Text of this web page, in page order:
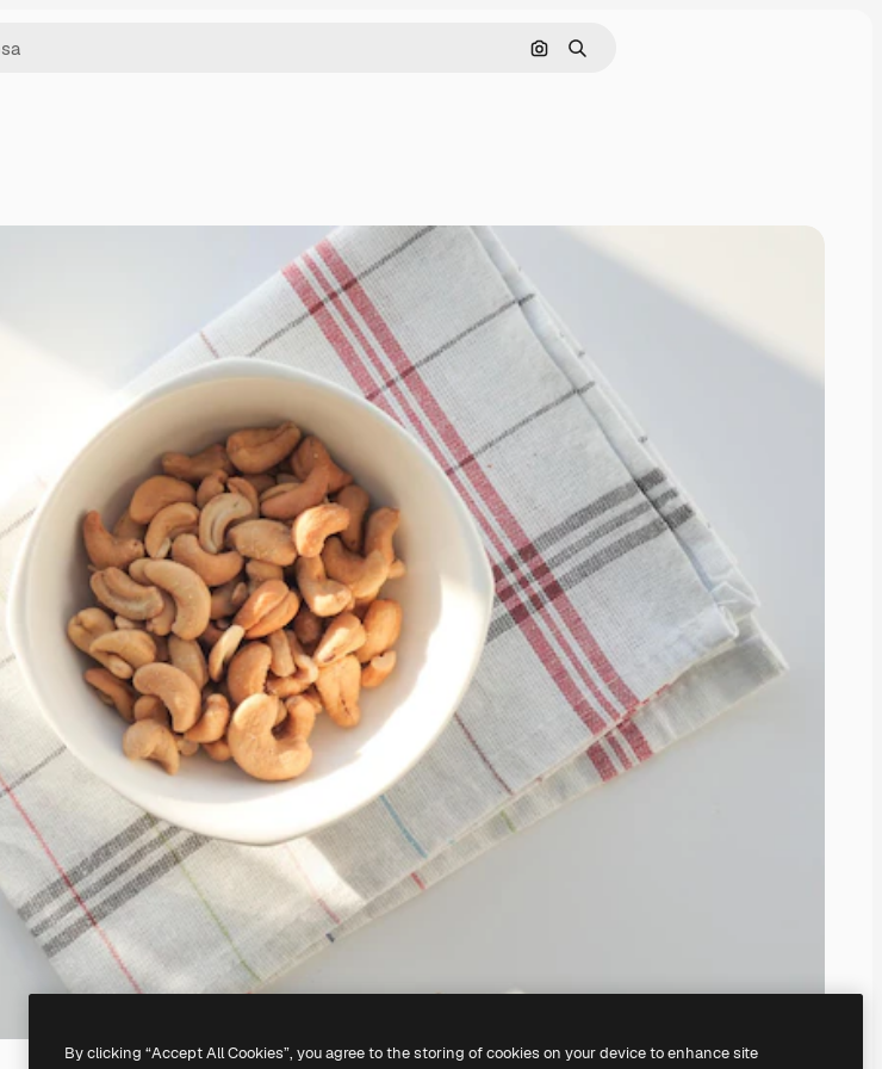
Cerca per immagine
Ricerca
By clicking “Accept All Cookies”, you agree to the storing of cookies on your device to enhance site